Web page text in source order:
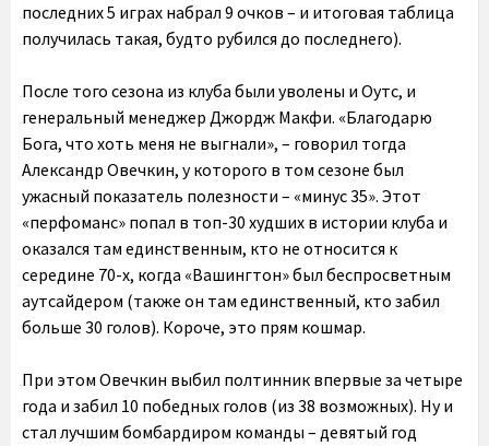
последних 5 играх набрал 9 очков – и итоговая таблица
получилась такая, будто рубился до последнего).
После того сезона из клуба были уволены и Оутс, и
генеральный менеджер Джордж Макфи. «Благодарю
Бога, что хоть меня не выгнали», – говорил тогда
Александр Овечкин, у которого в том сезоне был
ужасный показатель полезности – «минус 35». Этот
«перфоманс» попал в топ-30 худших в истории клуба и
оказался там единственным, кто не относится к
середине 70-х, когда «Вашингтон» был беспросветным
аутсайдером (также он там единственный, кто забил
больше 30 голов). Короче, это прям кошмар.
При этом Овечкин выбил полтинник впервые за четыре
года и забил 10 победных голов (из 38 возможных). Ну и
стал лучшим бомбардиром команды – девятый год